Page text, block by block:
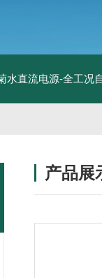
水直流电源-全工况
产品展